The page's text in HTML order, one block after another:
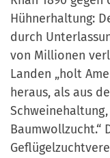
Hühnerhaltung:
durch
von Millionen
Landen „holt
heraus, als aus
Baumwollzucht.“